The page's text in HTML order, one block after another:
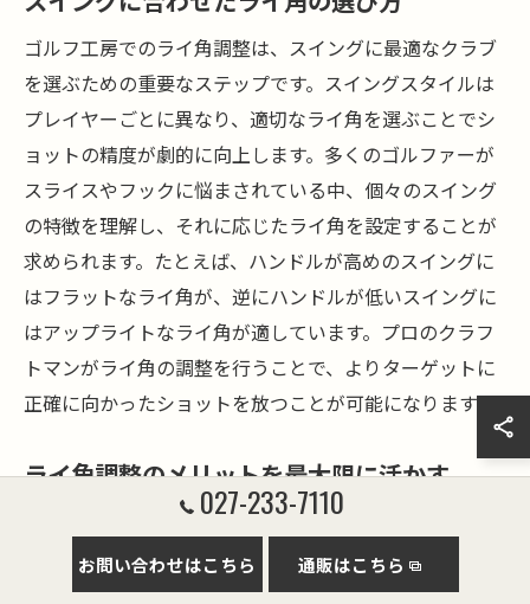
ゴルフ工房でのライ角調整は、スイングに最適なクラブ
を選ぶための重要なステップです。スイングスタイルは
プレイヤーごとに異なり、適切なライ角を選ぶことでシ
ョットの精度が劇的に向上します。多くのゴルファーが
スライスやフックに悩まされている中、個々のスイング
の特徴を理解し、それに応じたライ角を設定することが
求められます。たとえば、ハンドルが高めのスイングに
はフラットなライ角が、逆にハンドルが低いスイングに
はアップライトなライ角が適しています。プロのクラフ
トマンがライ角の調整を行うことで、よりターゲットに
正確に向かったショットを放つことが可能になります。
ライ角調整のメリットを最大限に活かす
ライ角調整のメリットを最大限に活かすには、常に自身
のスイングを把握し、定期的に見直すことが大切です。
ゴルフ工房では一人ひとりのプレイヤーに合わせたライ
027-233-7110
お問い合わせはこちら 通販はこちら